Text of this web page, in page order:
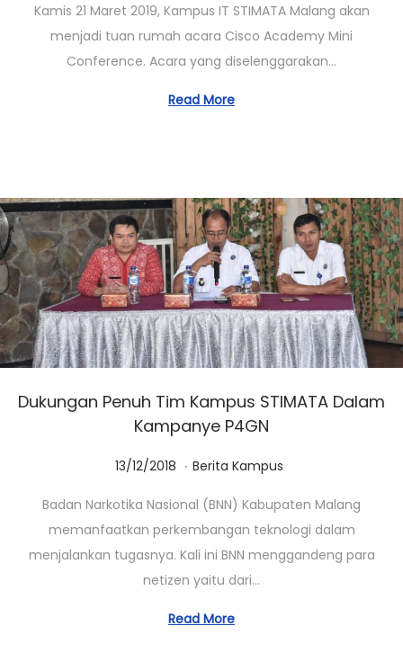
/
0
3
/
3
Kamis 21 Maret 2019, Kampus IT STIMATA Malang akan
menjadi tuan rumah acara Cisco Academy Mini
Conference. Acara yang diselenggarakan…
Read More
Dukungan Penuh Tim Kampus STIMATA Dalam
Kampanye P4GN
Posted on
13/12/2018
/
1
0
/
2
. Posted in
Berita Kampus
Badan Narkotika Nasional (BNN) Kabupaten Malang
memanfaatkan perkembangan teknologi dalam
menjalankan tugasnya. Kali ini BNN menggandeng para
netizen yaitu dari…
Read More